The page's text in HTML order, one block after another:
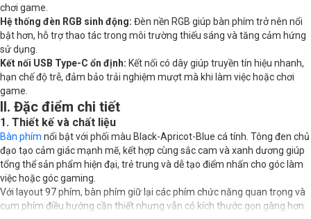
chơi game.
Hệ thống đèn RGB sinh động: Đèn nền RGB giúp bàn phím trở nên nổi
bật hơn, hỗ trợ thao tác trong môi trường thiếu sáng và tăng cảm hứng
sử dụng.
Kết nối USB Type-C ổn định: Kết nối có dây giúp truyền tín hiệu nhanh,
hạn chế độ trễ, đảm bảo trải nghiệm mượt mà khi làm việc hoặc chơi
game.
II. Đặc điểm chi tiết
1. Thiết kế và chất liệu
Bàn phím nổi bật với phối màu Black-Apricot-Blue cá tính. Tông đen chủ
đạo tạo cảm giác mạnh mẽ, kết hợp cùng sắc cam và xanh dương giúp
tổng thể sản phẩm hiện đại, trẻ trung và dễ tạo điểm nhấn cho góc làm
việc hoặc góc gaming.
Với layout 97 phím, bàn phím giữ lại các phím chức năng quan trọng và
cụm phím điều hướng cần thiết nhưng vẫn có kích thước gọn gàng hơn